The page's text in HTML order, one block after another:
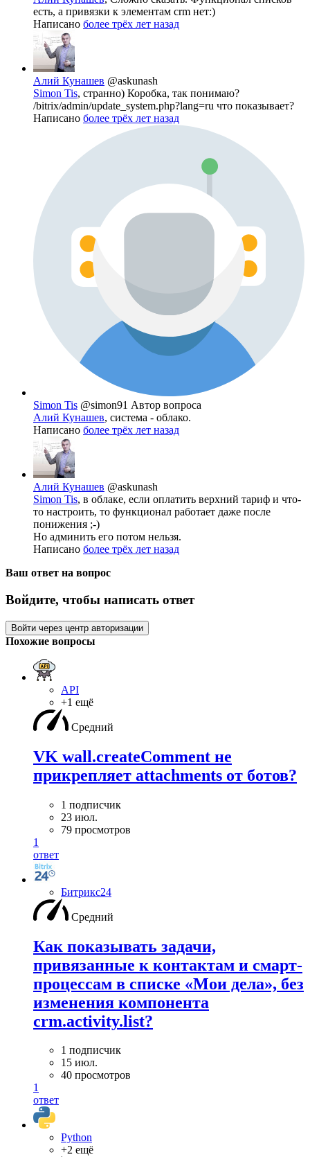
есть, а привязки к элементам crm нет:)
Написано более трёх лет назад
Алий Кунашев @askunash
Simon Tis, странно) Коробка, так понимаю?
/bitrix/admin/update_system.php?lang=ru что показывает?
Написано более трёх лет назад
Simon Tis @simon91 Автор вопроса
Алий Кунашев, система - облако.
Написано более трёх лет назад
Алий Кунашев @askunash
Simon Tis, в облаке, если оплатить верхний тариф и что-
то настроить, то функционал работает даже после
понижения ;-)
Но админить его потом нельзя.
Написано более трёх лет назад
Ваш ответ на вопрос
Войдите, чтобы написать ответ
Войти через центр авторизации
Похожие вопросы
API
+1 ещё
Средний
VK wall.createComment не
прикрепляет attachments от ботов?
1 подписчик
23 июл.
79 просмотров
1
ответ
Битрикс24
Средний
Как показывать задачи,
привязанные к контактам и смарт-
процессам в списке «Мои дела», без
изменения компонента
crm.activity.list?
1 подписчик
15 июл.
40 просмотров
1
ответ
Python
+2 ещё